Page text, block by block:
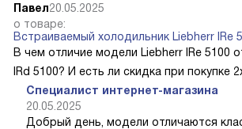
Павел20.05.2025
о товаре:
Встраиваемый холодильник Liebherr IRe
В чем отличие модели Liebherr IRe 5100
IRd 5100? И есть ли скидка при покупке
Специалист интернет-магазина
20.05.2025
Добрый день, модели отличаются